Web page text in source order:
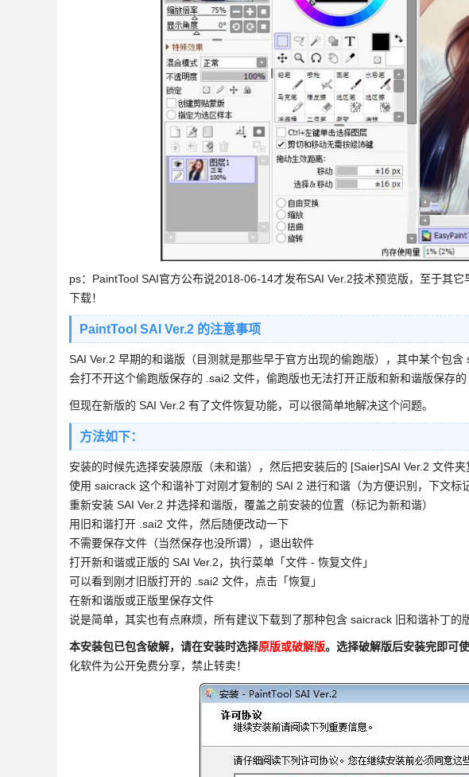
ps：PaintTool SAI官方公布说2018-06-14才发布SAI Ver.2技术预览版，至于其
下载！
PaintTool SAI Ver.2 的注意事项
SAI Ver.2 早期的和谐版（目测就是那些早于官方出现的偷跑版），其中某个包
会打不开这个偷跑版保存的 .sai2 文件，偷跑版也无法打开正版和新和谐版保存的
但现在新版的 SAI Ver.2 有了文件恢复功能，可以很简单地解决这个问题。
方法如下：
安装的时候先选择安装原版（未和谐），然后把安装后的 [Saier]SAI Ver.2 文件
使用 saicrack 这个和谐补丁对刚才复制的 SAI 2 进行和谐（为方便识别，下文标
重新安装 SAI Ver.2 并选择和谐版，覆盖之前安装的位置（标记为新和谐）
用旧和谐打开 .sai2 文件，然后随便改动一下
不需要保存文件（当然保存也没所谓），退出软件
打开新和谐或正版的 SAI Ver.2，执行菜单「文件 - 恢复文件」
可以看到刚才旧版打开的 .sai2 文件，点击「恢复」
在新和谐版或正版里保存文件
说是简单，其实也有点麻烦，所有建议下载到了那种包含 saicrack 旧和谐补丁的
本安装包已包含破解，请在安装时选择原版或破解版。选择破解版后安装完即可
化软件为公开免费分享，禁止转卖！